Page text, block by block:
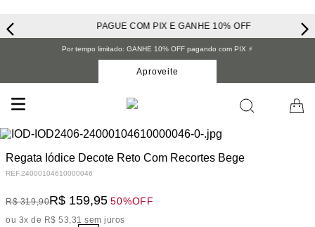
PAGUE COM PIX E GANHE 10% OFF
Por tempo limitado: GANHE 10% OFF pagando com PIX ⚡️
Aproveite
Regata Iódice Decote Reto Com Recortes Bege
REF.24000104610000046
R$ 319,90R$ 159,95 50%OFF
ou 3x de R$ 53,31 sem juros